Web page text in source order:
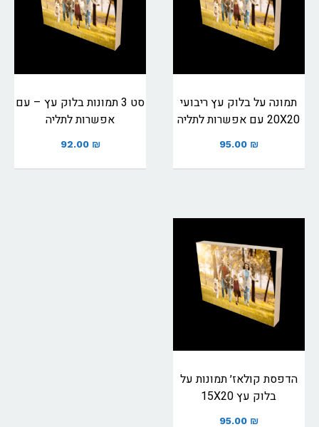
תמונה על בלוק עץ ריבועי
20X20 עם אפשרות לתליה
95.00 ₪
סט 3 תמונות בלוק עץ – עם
אפשרות לתליה
92.00 ₪
הדפסת קולאז׳ תמונות על
בלוק עץ 15X20
95.00 ₪